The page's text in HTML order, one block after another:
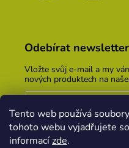
Tento web používá
tohoto webu vyjadřujete
informacízde.
Odebírat newsletter
Vložte svůj e-mail a my
nových produktech na
Vložením e-mailu
osobních údajů